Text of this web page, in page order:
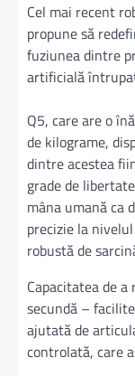
Cel mai recent
propune să
fuziunea dintre
artificială
Q5, care are o
de kilograme,
dintre acestea
grade de
mâna umană ca
precizie la
robustă de
Capacitatea de
secundă –
ajutată de
controlată, care